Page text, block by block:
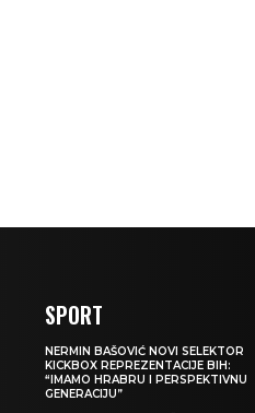
SPORT
NERMIN BAŠOVIĆ NOVI SELEKTOR
KICKBOX REPREZENTACIJE BIH:
“IMAMO HRABRU I PERSPEKTIVNU
GENERACIJU”